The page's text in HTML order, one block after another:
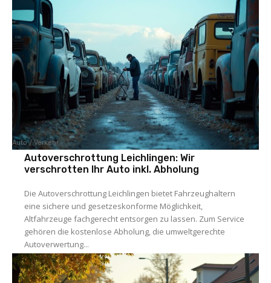
Auto / Verkehr
Autoverschrottung Leichlingen: Wir
verschrotten Ihr Auto inkl. Abholung
Die Autoverschrottung Leichlingen bietet Fahrzeughaltern
eine sichere und gesetzeskonforme Möglichkeit,
Altfahrzeuge fachgerecht entsorgen zu lassen. Zum Service
gehören die kostenlose Abholung, die umweltgerechte
Autoverwertung...